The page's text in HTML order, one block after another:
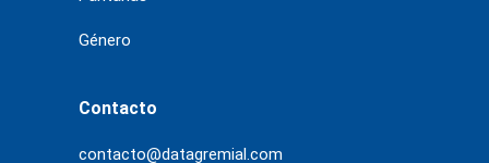
Género
Contacto
contacto@datagremial.com